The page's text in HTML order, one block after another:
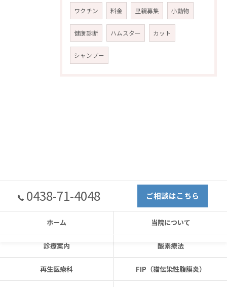
ワクチン 料金 里親募集 小動物
健康診断 ハムスター カット
シャンプー
0438-71-4048 ご相談はこちら
ホーム 当院について
診療案内 酸素療法
再生医療科 FIP（猫伝染性腹膜炎）